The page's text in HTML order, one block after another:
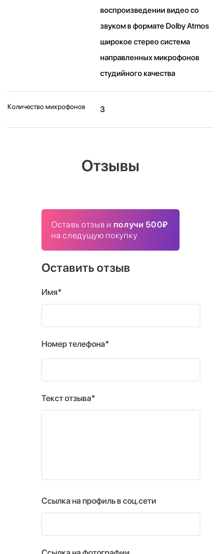
воспроизведении видео со
звуком в формате Dolby Atmos
широкое стерео система
направленных микрофонов
студийного качества
Количество микрофонов 3
Отзывы
Оставь отзыв и получи 500₽
на следущую покупку
Оставить отзыв
Имя*
Номер телефона*
Текст отзыва*
Ссылка на профиль в соц.сети